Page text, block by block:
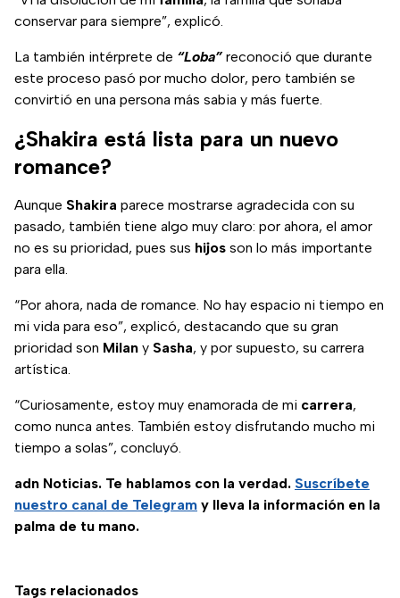
conservar para siempre”, explicó.
La también intérprete de “Loba”reconoció que durante
este proceso pasó por mucho dolor, pero también se
convirtió en una persona más sabia y más fuerte.
¿Shakira está lista para un nuevo
romance?
Aunque Shakira parece mostrarse agradecida con su
pasado, también tiene algo muy claro: por ahora, el amor
no es su prioridad, pues sus hijos son lo más importante
para ella.
“Por ahora, nada de romance. No hay espacio ni tiempo en
mi vida para eso”, explicó, destacando que su gran
prioridad son Milan y Sasha, y por supuesto, su carrera
artística.
“Curiosamente, estoy muy enamorada de mi carrera,
como nunca antes. También estoy disfrutando mucho mi
tiempo a solas”, concluyó.
adn Noticias. Te hablamos con la verdad. Suscríbete
nuestro canal de Telegram y lleva la información en la
palma de tu mano.
Tags relacionados